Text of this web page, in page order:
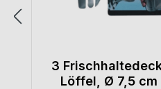
3
Löffel, Ø 7,5